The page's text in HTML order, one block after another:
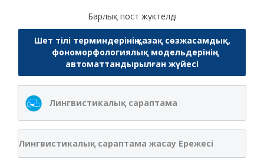
Барлық пост жүктелді
Шет тілі терминдерінің қазақ сөзжасамдық,
фономорфологиялық модельдерінің
автоматтандырылған жүйесі
Лингвистикалық сараптама
Лингвистикалық сараптама жасау Ережесі